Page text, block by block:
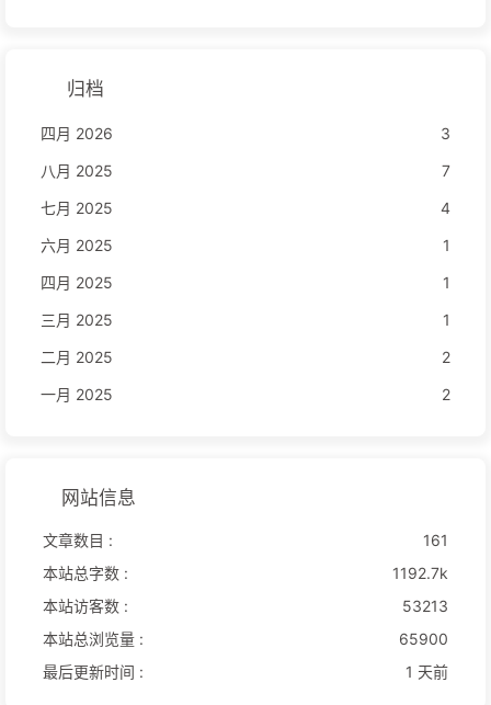
归档
四月 2026
3
八月 2025
7
七月 2025
4
六月 2025
1
四月 2025
1
三月 2025
1
二月 2025
2
一月 2025
2
网站信息
文章数目 :
161
本站总字数 :
1192.7k
本站访客数 :
53213
本站总浏览量 :
65900
最后更新时间 :
1 天前